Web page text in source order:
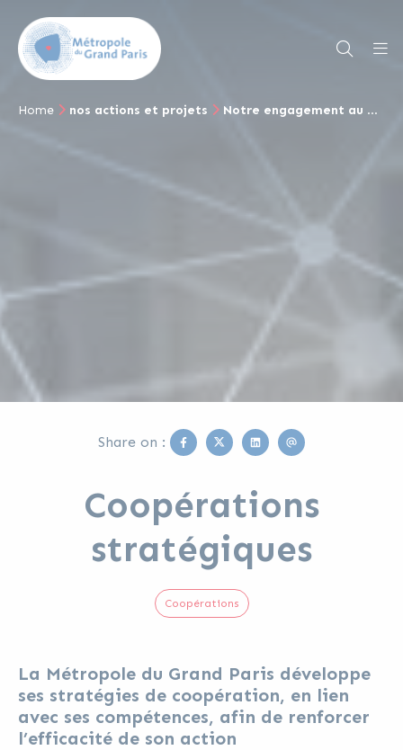
Home nos actions et projets Notre engagement au quotidien
Share on : Facebook
TwitterLinkedinEmail
Coopérations
stratégiques
Coopérations
La Métropole du Grand Paris développe
ses stratégies de coopération, en lien
avec ses compétences, afin de renforcer
l’efficacité de son action